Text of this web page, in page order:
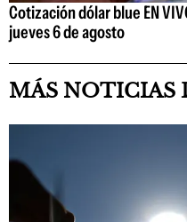
Cotización dólar blue EN
jueves 6 de agosto
MÁS NOTICIAS